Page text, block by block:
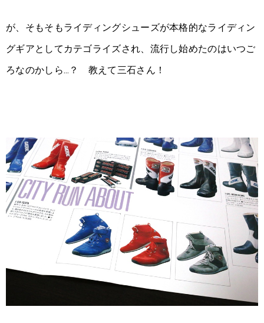
が、そもそもライディングシューズが本格的なライディン
グギアとしてカテゴライズされ、流行し始めたのはいつご
ろなのかしら…？ 教えて三石さん！